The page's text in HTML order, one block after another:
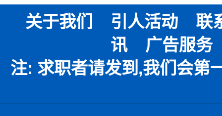
关于我们 引人活动
联
讯
广告服务
注: 求职者请发到,我们会第